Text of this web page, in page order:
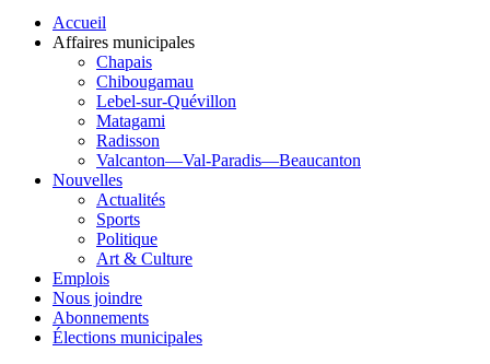
Accueil
Affaires municipales
Chapais
Chibougamau
Lebel-sur-Quévillon
Matagami
Radisson
Valcanton—Val-Paradis—Beaucanton
Nouvelles
Actualités
Sports
Politique
Art & Culture
Emplois
Nous joindre
Abonnements
Élections municipales